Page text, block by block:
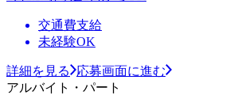
交通費支給
未経験OK
詳細を見る
応募画面に進む
アルバイト・パート